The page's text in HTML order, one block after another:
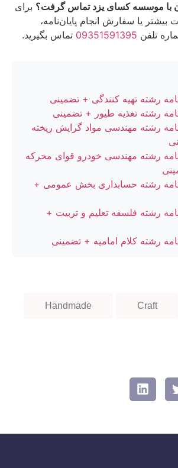
با موسسه کسای یزد تماس گرفت؟ برای
یا سفارش انجام پایان‌نامه،
تلفن 09351591395 تماس بگیرید.
رشته تهیه کنندگی + تضمینی
رشته تغذیه طیور + تضمینی
رشته مهندسی مواد گرایش ریخته
نامه رشته مهندسی خودرو قوای محرکه
نامه رشته حسابداری بخش عمومی +
رشته فلسفه تعلیم و تربیت +
رشته کلام امامیه + تضمینی
Craft
Handmade